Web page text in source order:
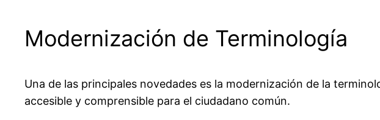
Modernización de Terminología
Una de las principales novedades es la modernización de la
accesible y comprensible para el ciudadano común.